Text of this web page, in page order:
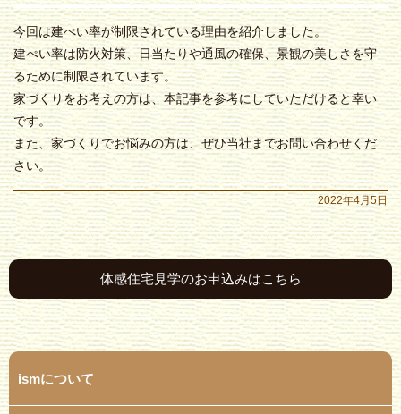
今回は建ぺい率が制限されている理由を紹介しました。
建ぺい率は防火対策、日当たりや通風の確保、景観の美しさを守
るために制限されています。
家づくりをお考えの方は、本記事を参考にしていただけると幸い
です。
また、家づくりでお悩みの方は、ぜひ当社までお問い合わせくだ
さい。
2022年4月5日
体感住宅見学のお申込みはこちら
ismについて